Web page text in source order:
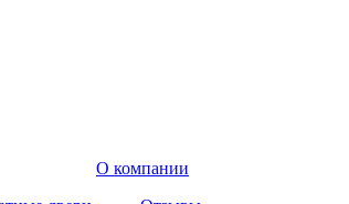
О компании